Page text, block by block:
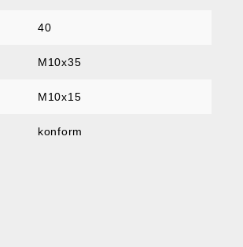
40
M10x35
M10x15
konform